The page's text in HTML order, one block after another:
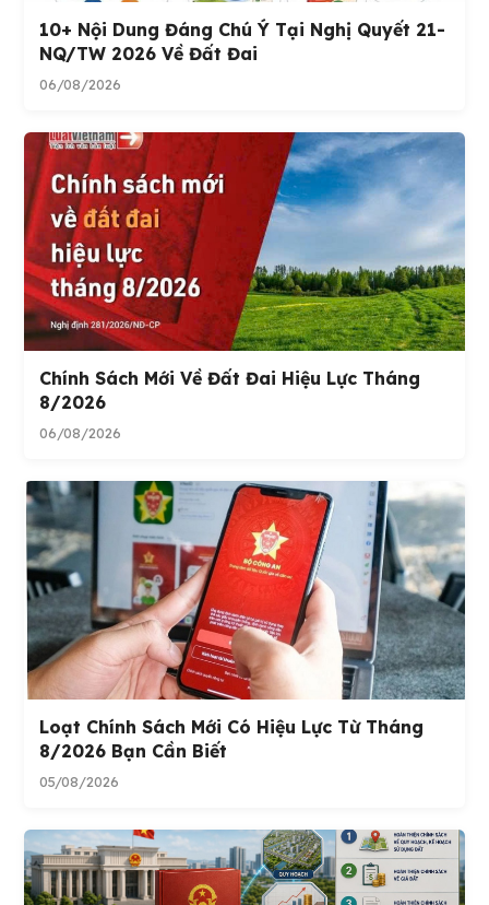
10+ Nội Dung Đáng Chú Ý Tại Nghị Quyết 21-
NQ/TW 2026 Về Đất Đai
06/08/2026
Chính Sách Mới Về Đất Đai Hiệu Lực Tháng
8/2026
06/08/2026
Loạt Chính Sách Mới Có Hiệu Lực Từ Tháng
8/2026 Bạn Cần Biết
05/08/2026